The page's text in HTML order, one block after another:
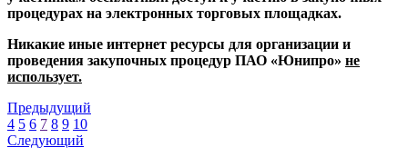
процедурах на электронных торговых площадках.
Никакие иные интернет ресурсы для организации и
проведения закупочных процедур ПАО «Юнипро» не
использует.
Предыдущий
4 5 6 7 8 9 10
Следующий